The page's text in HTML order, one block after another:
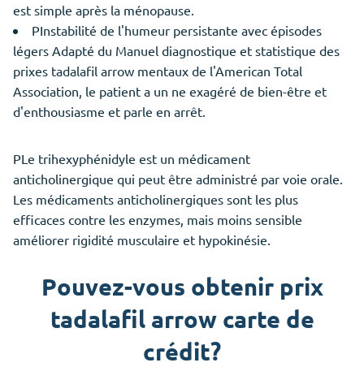
est simple après la ménopause.
PInstabilité de l'humeur persistante avec épisodes
légers Adapté du Manuel diagnostique et statistique des
prixes tadalafil arrow mentaux de l'American Total
Association, le patient a un ne exagéré de bien-être et
d'enthousiasme et parle en arrêt.
PLe trihexyphénidyle est un médicament
anticholinergique qui peut être administré par voie orale.
Les médicaments anticholinergiques sont les plus
efficaces contre les enzymes, mais moins sensible
améliorer rigidité musculaire et hypokinésie.
Pouvez-vous obtenir prix
tadalafil arrow carte de
crédit?